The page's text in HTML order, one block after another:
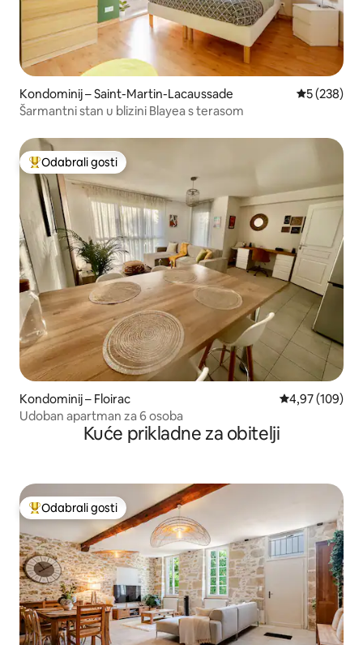
Kondominij – Saint-Martin-Lacaussade Prosječna
5 (238)
Šarmantni stan u blizini Blayea s terasom
Među najviše rangiranima s oznakom „Odabrali gosti”
Odabrali gosti
Kondominij – Floirac Prosječna
4,97 (109)
Udoban apartman za 6 osoba
Kuće prikladne za obitelji
Među najviše rangiranima s oznakom „Odabrali gosti”
Odabrali gosti